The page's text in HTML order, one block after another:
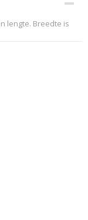
lengte. Breedte is